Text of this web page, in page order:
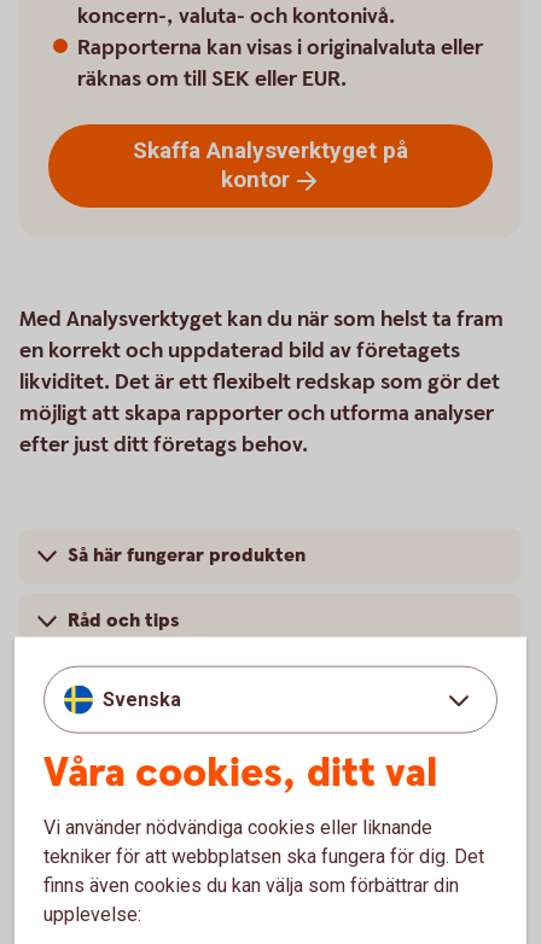
koncern-, valuta- och kontonivå.
Rapporterna kan visas i originalvaluta eller
räknas om till SEK eller EUR.
Skaffa Analysverktyget på
kontor
Med Analysverktyget kan du när som helst ta fram
en korrekt och uppdaterad bild av företagets
likviditet. Det är ett flexibelt redskap som gör det
möjligt att skapa rapporter och utforma analyser
efter just ditt företags behov.
Så här fungerar produkten
Råd och tips
Pris
Internetbanken
För överblick och affärer, dygnet runt, världen
över
Svenska
Våra cookies, ditt val
Vi använder nödvändiga cookies eller liknande
tekniker för att webbplatsen ska fungera för dig. Det
finns även cookies du kan välja som förbättrar din
upplevelse: